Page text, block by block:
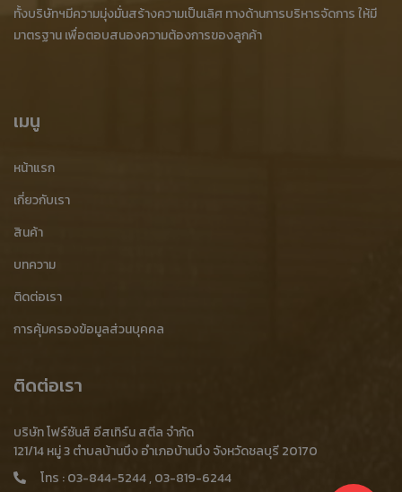
โรงงานประมูลเศษทองเหลือง
โรงงานรับซื้อเศษทองเหลือง
รับซื้อเศษทองเหลือง ชลบุรี
รับซื้อเศษพลาสติก
โรงงานบดพลาสติก
รับบดพลาสติก ชลบุรี
บริการรับจ้างบดพลาสติกรับจ้างบดพลาสติก
บริการบดพลาสติก
รับบดพลาสติกอุตสาหกรรม
ประมูลเศษเหล็กบาง
ร้านรับซื้อเศษเหล็กบาง
ร้านขายเศษเหล็กบาง
ร้านประมูลเศษเหล็กบาง
ทั้งบริษัทฯมีความมุ่งมั่นสร้างความเป็นเลิศ ทางด้านการบริหารจัดการ ให้มี
มาตรฐาน เพื่อตอบสนองความต้องการของลูกค้า
เมนู
หน้าแรก
เกี่ยวกับเรา
สินค้า
บทความ
ติดต่อเรา
การคุ้มครองข้อมูลส่วนบุคคล
ติดต่อเรา
บริษัท โฟร์ซันส์ อีสเทิร์น สตีล จำกัด
121/14 หมู่ 3 ตำบลบ้านบึง อำเภอบ้านบึง จังหวัดชลบุรี 20170
โทร :03-844-5244,03-819-6244